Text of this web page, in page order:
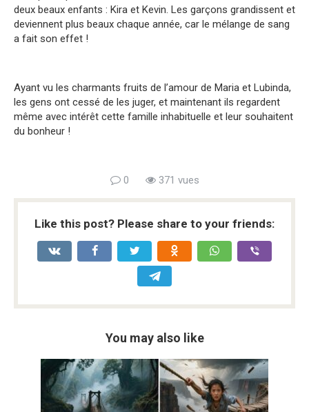
deux beaux enfants : Kira et Kevin. Les garçons grandissent et
deviennent plus beaux chaque année, car le mélange de sang
a fait son effet !
Ayant vu les charmants fruits de l’amour de Maria et Lubinda,
les gens ont cessé de les juger, et maintenant ils regardent
même avec intérêt cette famille inhabituelle et leur souhaitent
du bonheur !
0 371 vues
Like this post? Please share to your friends:
You may also like